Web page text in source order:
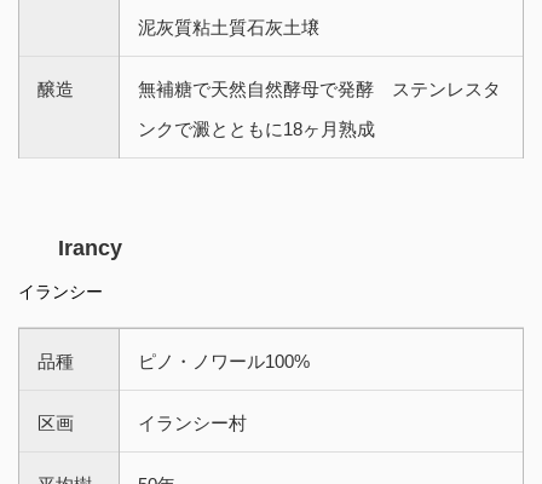
泥灰質粘土質石灰土壌
醸造
無補糖で天然自然酵母で発酵 ステンレスタ
ンクで澱とともに18ヶ月熟成
Irancy
イランシー
品種 ピノ・ノワール100%
区画 イランシー村